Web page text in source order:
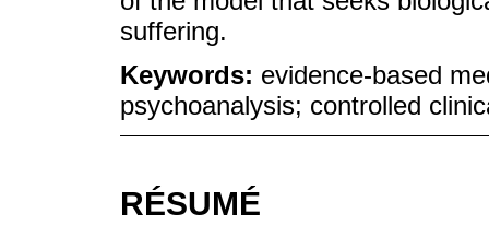
suffering.
Keywords: evidence-based
psychoanalysis; controlled
RÉSUMÉ